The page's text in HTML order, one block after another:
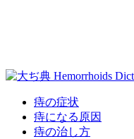
痔の症状
痔になる原因
痔の治し方